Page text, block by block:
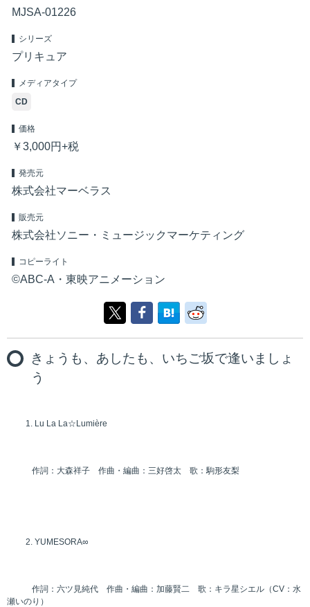
MJSA-01226
シリーズ
プリキュア
メディアタイプ
CD
価格
￥3,000円+税
発売元
株式会社マーベラス
販売元
株式会社ソニー・ミュージックマーケティング
コピーライト
©ABC-A・東映アニメーション
きょうも、あしたも、いちご坂で逢いましょ
う
Lu La La☆Lumière
作詞：大森祥子 作曲・編曲：三好啓太 歌：駒形友梨
YUMESORA∞
作詞：六ツ見純代 作曲・編曲：加藤賢二 歌：キラ星シエル（CV：水
瀬いのり）